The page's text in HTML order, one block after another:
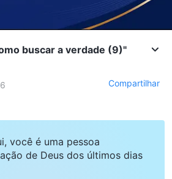
buscar a verdade (9)"
Compartilhar
você é uma pessoa
de Deus dos últimos dias